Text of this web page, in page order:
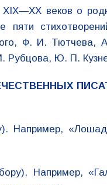
XIX—ХХ веков о
Ф. И.
Рубцова, Ю. П.
Например,
Например,